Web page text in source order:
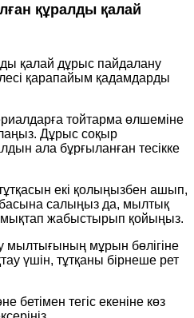
құралды қалай
қалай дұрыс пайдалану
қарапайым қадамдарды
тойтарма өлшеміне
Дұрыс соқыр
ала бұрғыланған тесікке
екі қолыңызбен ашып,
салыңыз да, мылтық
жабыстырып қойыңыз.
мылтығының мұрын бөлігіне
үшін, тұтқаны бірнеше рет
бетімен тегіс екеніне көз